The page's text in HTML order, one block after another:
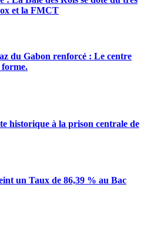
et la FMCT
du Gabon renforcé : Le centre
forme.
historique à la prison centrale de
un Taux de 86,39 % au Bac